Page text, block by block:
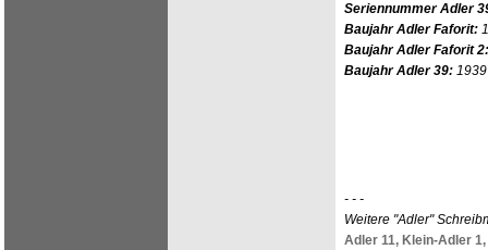
Seriennummer Adler
Baujahr Adler Faforit:
Baujahr Adler Faforit 2:
Baujahr Adler 39: 1939
- - -
Weitere "Adler"
Adler 11, Klein-Adler 1,